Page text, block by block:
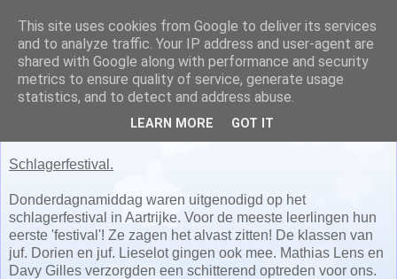
Juf Nathalie en juf Lisa
Schlagerfestival.
Donderdagnamiddag waren uitgenodigd op het
schlagerfestival in Aartrijke. Voor de meeste leerlingen hun
eerste 'festival'! Ze zagen het alvast zitten! De klassen van
juf. Dorien en juf. Lieselot gingen ook mee. Mathias Lens en
Davy Gilles verzorgden een schitterend optreden voor ons.
This site uses cookies from Google to deliver its services
and to analyze traffic. Your IP address and user-agent are
shared with Google along with performance and security
metrics to ensure quality of service, generate usage
statistics, and to detect and address abuse.
LEARN MORE GOT IT